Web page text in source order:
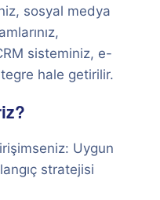
sosyal medya
sisteminiz, e-
hale getirilir.
Uygun
stratejisi